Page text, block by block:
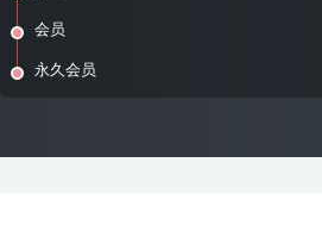
会员
永久会员